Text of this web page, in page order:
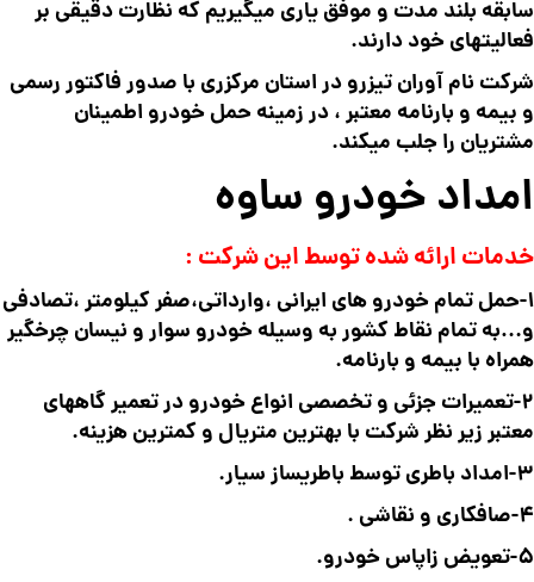
سابقه بلند مدت و موفق یاری میگیریم که نظارت دقیقی بر
فعالیتهای خود دارند.
شرکت نام آوران تیزرو در استان مرکزری با صدور فاکتور رسمی
و بیمه و بارنامه معتبر ، در زمینه حمل خودرو اطمینان
مشتریان را جلب میکند.
امداد خودرو ساوه
خدمات ارائه شده توسط این شرکت :
1-حمل تمام خودرو های ایرانی ،وارداتی،صفر کیلومتر ،تصادفی
و…به تمام نقاط کشور به وسیله خودرو سوار و نیسان چرخگیر
همراه با بیمه و بارنامه.
2-تعمیرات جزئی و تخصصی انواع خودرو در تعمیر گاههای
معتبر زیر نظر شرکت با بهترین متریال و کمترین هزینه.
3-امداد باطری توسط باطریساز سیار.
4-صافکاری و نقاشی .
5-تعویض زاپاس خودرو.